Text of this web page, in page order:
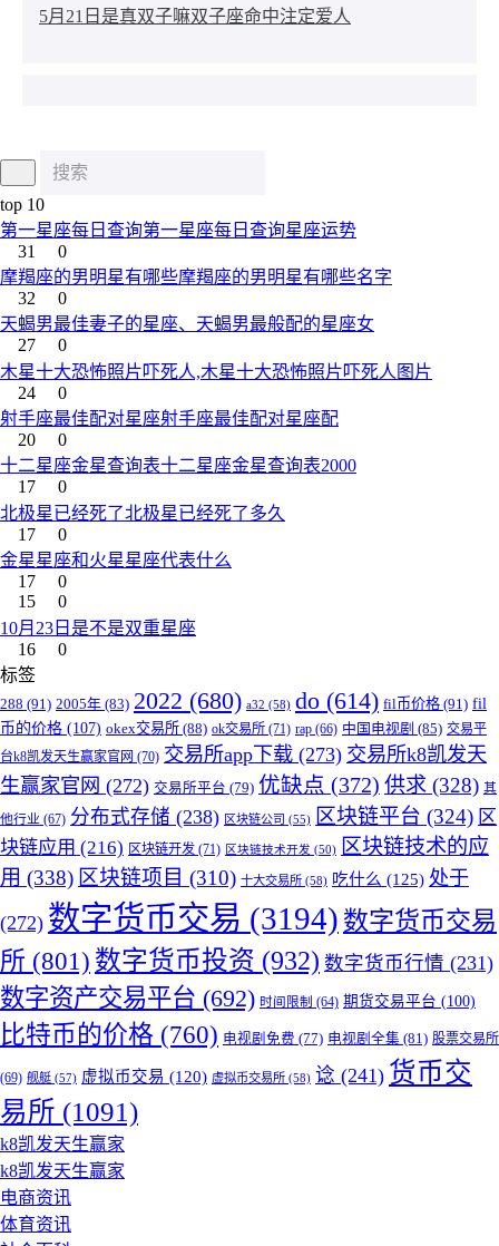
5月21日是真双子嘛双子座命中注定爱人
top 10
第一星座每日查询第一星座每日查询星座运势
31
0
摩羯座的男明星有哪些摩羯座的男明星有哪些名字
32
0
天蝎男最佳妻子的星座、天蝎男最般配的星座女
27
0
木星十大恐怖照片吓死人,木星十大恐怖照片吓死人图片
24
0
射手座最佳配对星座射手座最佳配对星座配
20
0
十二星座金星查询表十二星座金星查询表2000
17
0
北极星已经死了北极星已经死了多久
17
0
金星星座和火星星座代表什么
17
0
15
0
10月23日是不是双重星座
16
0
标签
288 (91) 2005年 (83) 2022 (680) a32 (58) do (614) fil币价格 (91) fil
币的价格 (107) okex交易所 (88) ok交易所 (71) rap (66) 中国电视剧 (85) 交易平
台k8凯发天生赢家官网 (70) 交易所app下载 (273) 交易所k8凯发天
生赢家官网 (272) 交易所平台 (79) 优缺点 (372) 供求 (328) 其
他行业 (67) 分布式存储 (238) 区块链公司 (55) 区块链平台 (324) 区
块链应用 (216) 区块链开发 (71) 区块链技术开发 (50)
区块链技术的应
用 (338) 区块链项目 (310) 十大交易所 (58) 吃什么 (125) 处于
(272) 数字货币交易 (3194) 数字货币交易
所 (801) 数字货币投资 (932) 数字货币行情 (231)
数字资产交易平台 (692) 时间限制 (64) 期货交易平台 (100)
比特币的价格 (760) 电视剧免费 (77) 电视剧全集 (81) 股票交易所
(69) 舰艇 (57) 虚拟币交易 (120) 虚拟币交易所 (58) 谂 (241) 货币交
易所 (1091)
k8凯发天生赢家
k8凯发天生赢家
电商资讯
体育资讯